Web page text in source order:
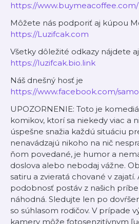
https://
Môžete nás podporiť aj kúpou
https://Luzifcak.com
Všetky dôležité odkazy nájdete
https://luzifcak.bio.link
Náš dnešný hosť je
https://www.facebook.com/
UPOZORNENIE: Toto je
komikov, ktorí sa niekedy viac a
úspešne snažia každú situáciu
nenavádzajú nikoho na nič
ňom povedané, je humor a
doslova alebo nebodaj vážne.
satiru a zvieratá chované v
podobnosť postáv z našich
náhodná. Sledujte len po
so súhlasom rodičov. V prípade
kamery môže fotosenzitívnym